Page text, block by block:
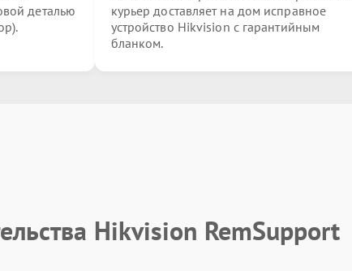
деталью
курьер доставляет на дом исправное
устройство Hikvision с гарантийным
бланком.
Hikvision RemSupport